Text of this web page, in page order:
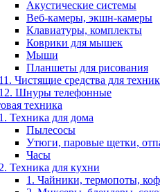
Акустические системы
Веб-камеры, экшн-камеры
Клавиатуры, комплекты
Коврики для мышек
Мыши
Планшеты для рисования
11. Чистящие средства для
12. Шнуры телефонные
техника
1. Техника для дома
Пылесосы
Утюги, паровые щетки,
Часы
2. Техника для кухни
1. Чайники, термопоты,